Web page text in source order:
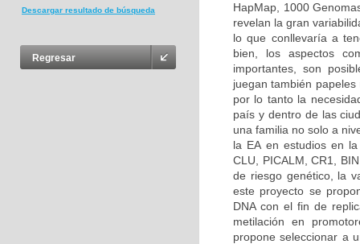
Descargar resultado de búsqueda
Regresar
HapMap, 1000
revelan la gran
lo que conllevaría a
bien, los aspectos
importantes, son
juegan también
por lo tanto la
país y dentro de las
una familia no solo a
la EA en estudios en
CLU, PICALM, CR1,
de riesgo genético, la
este proyecto se
DNA con el fin de
metilación en
propone seleccionar a